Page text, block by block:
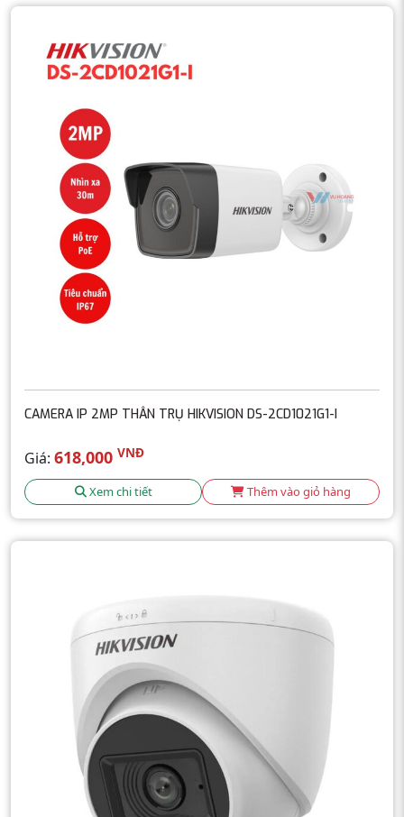
CAMERA IP 2MP THÂN TRỤ HIKVISION DS-2CD1021G1-I
Giá: 618,000 VNĐ
Xem chi tiết Thêm vào giỏ hàng